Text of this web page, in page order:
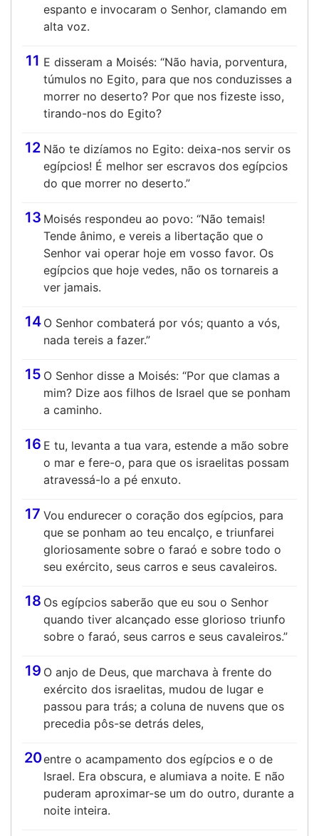
espanto e invocaram o Senhor, clamando em
alta voz.
11 E disseram a Moisés: “Não havia, porventura,
túmulos no Egito, para que nos conduzisses a
morrer no deserto? Por que nos fizeste isso,
tirando-nos do Egito?
12 Não te dizíamos no Egito: deixa-nos servir os
egípcios! É melhor ser escravos dos egípcios
do que morrer no deserto.”
13 Moisés respondeu ao povo: “Não temais!
Tende ânimo, e vereis a libertação que o
Senhor vai operar hoje em vosso favor. Os
egípcios que hoje vedes, não os tornareis a
ver jamais.
14 O Senhor combaterá por vós; quanto a vós,
nada tereis a fazer.”
15 O Senhor disse a Moisés: “Por que clamas a
mim? Dize aos filhos de Israel que se ponham
a caminho.
16 E tu, levanta a tua vara, estende a mão sobre
o mar e fere-o, para que os israelitas possam
atravessá-lo a pé enxuto.
17 Vou endurecer o coração dos egípcios, para
que se ponham ao teu encalço, e triunfarei
gloriosamente sobre o faraó e sobre todo o
seu exército, seus carros e seus cavaleiros.
18 Os egípcios saberão que eu sou o Senhor
quando tiver alcançado esse glorioso triunfo
sobre o faraó, seus carros e seus cavaleiros.”
19 O anjo de Deus, que marchava à frente do
exército dos israelitas, mudou de lugar e
passou para trás; a coluna de nuvens que os
precedia pôs-se detrás deles,
20entre o acampamento dos egípcios e o de
Israel. Era obscura, e alumiava a noite. E não
puderam aproximar-se um do outro, durante a
noite inteira.